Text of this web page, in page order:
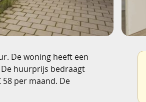
De woning heeft een
huurprijs bedraagt
per maand. De